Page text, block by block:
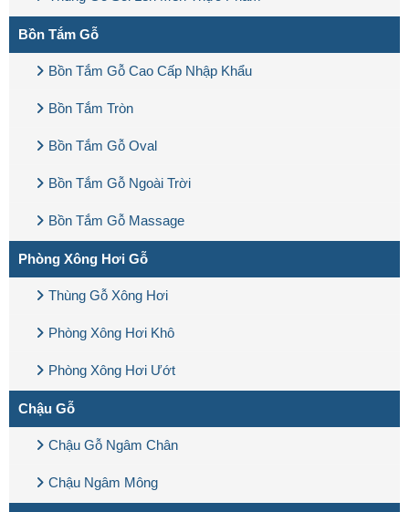
Bồn Tắm Gỗ
Bồn Tắm Gỗ Cao Cấp Nhập Khẩu
Bồn Tắm Tròn
Bồn Tắm Gỗ Oval
Bồn Tắm Gỗ Ngoài Trời
Bồn Tắm Gỗ Massage
Phòng Xông Hơi Gỗ
Thùng Gỗ Xông Hơi
Phòng Xông Hơi Khô
Phòng Xông Hơi Ướt
Chậu Gỗ
Chậu Gỗ Ngâm Chân
Chậu Ngâm Mông